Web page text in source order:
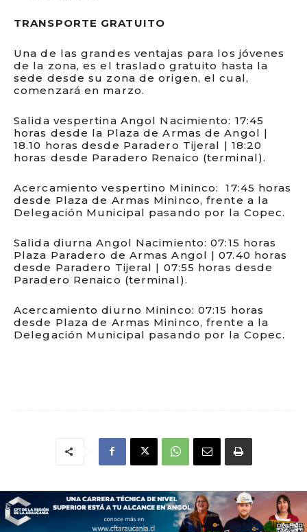
TRANSPORTE GRATUITO
Una de las grandes ventajas para los jóvenes
de la zona, es el traslado gratuito hasta la
sede desde su zona de origen, el cual,
comenzará en marzo.
Salida vespertina Angol Nacimiento: 17:45
horas desde la Plaza de Armas de Angol |
18.10 horas desde Paradero Tijeral | 18:20
horas desde Paradero Renaico (terminal).
Acercamiento vespertino Mininco: 17:45 horas
desde Plaza de Armas Mininco, frente a la
Delegación Municipal pasando por la Copec.
Salida diurna Angol Nacimiento: 07:15 horas
Plaza Paradero de Armas Angol | 07.40 horas
desde Paradero Tijeral | 07:55 horas desde
Paradero Renaico (terminal).
Acercamiento diurno Mininco: 07:15 horas
desde Plaza de Armas Mininco, frente a la
Delegación Municipal pasando por la Copec.